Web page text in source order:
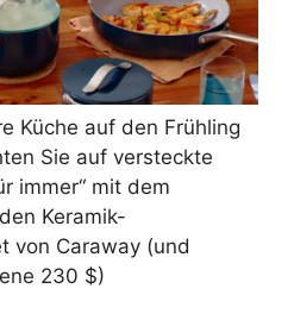
Küche auf den Frühling
Sie auf versteckte
immer“ mit dem
Keramik-
von Caraway (und
230 $)